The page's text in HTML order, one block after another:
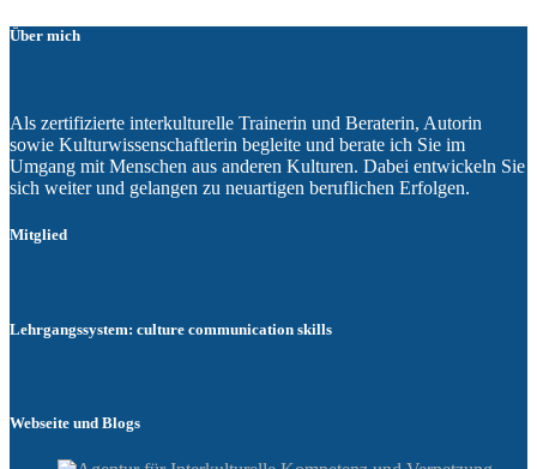
Über mich
Als zertifizierte interkulturelle Trainerin und Beraterin, Autorin
sowie Kulturwissenschaftlerin begleite und berate ich Sie im
Umgang mit Menschen aus anderen Kulturen. Dabei entwickeln Sie
sich weiter und gelangen zu neuartigen beruflichen Erfolgen.
Mitglied
Lehrgangssystem: culture communication skills
Webseite und Blogs